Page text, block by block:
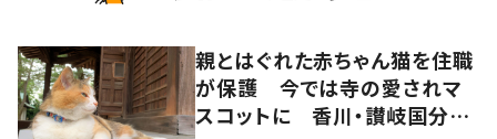
親とはぐれた赤ちゃん猫を住職
が保護 今では寺の愛されマ
スコットに 香川・讃岐国分寺